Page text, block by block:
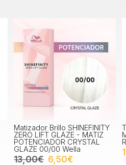
Matizador Brillo SHINEFINITY
ZERO LIFT GLAZE - MATIZ
POTENCIADOR CRYSTAL
GLAZE 00/00 Wella
13,00€ 6,50€